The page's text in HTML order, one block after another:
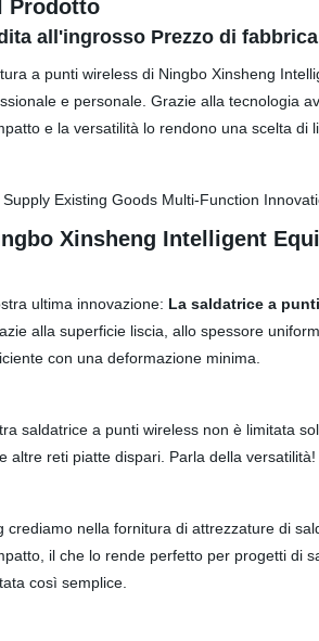
Prodotto
all'ingrosso Prezzo di
a punti wireless di Ningbo Xinsheng
e personale. Grazie alla tecnologia
e la versatilità lo rendono una scelta
Xinsheng Intelligent
ultima innovazione: La saldatrice a
alla superficie liscia, allo spessore
con una deformazione minima.
saldatrice a punti wireless non è limitata
altre reti piatte dispari. Parla della versatilità!
crediamo nella fornitura di attrezzature di
il che lo rende perfetto per progetti di
così semplice.